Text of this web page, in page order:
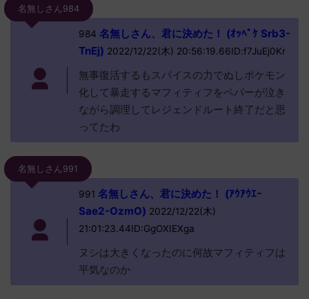
名無しさん984
984 名無しさん、君に決めた！ (ｵｯﾍﾟｹ Srb3-
TnEj) 2022/12/22(木) 20:56:19.66ID:f7JuEj0Kr
無事復活するもスパイスの力でぬしポケモン
化して暴走するマフィティフをペパーが泣き
ながら調理してレジェンドルート終了だと思
ってたわ
名無しさん991
991 名無しさん、君に決めた！ (ｱｳｱｳｴｰ
Sae2-OzmO) 2022/12/22(木)
21:01:23.44ID:GgOXIEXga
ヌシは大きくなったのに何故マフィティフは
平気なのか